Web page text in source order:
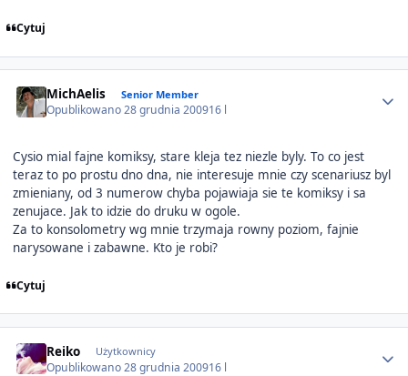
Cytuj
MichAelis Senior Member
Opublikowano28 grudnia 200916 l
Cysio mial fajne komiksy, stare kleja tez niezle byly. To co jest
teraz to po prostu dno dna, nie interesuje mnie czy scenariusz byl
zmieniany, od 3 numerow chyba pojawiaja sie te komiksy i sa
zenujace. Jak to idzie do druku w ogole.
Za to konsolometry wg mnie trzymaja rowny poziom, fajnie
narysowane i zabawne. Kto je robi?
Cytuj
Reiko Użytkownicy
Opublikowano28 grudnia 200916 l